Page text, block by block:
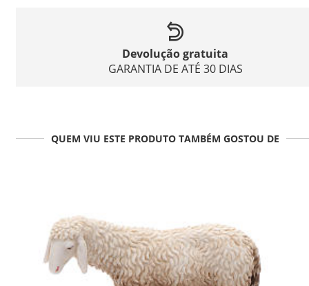
Devolução gratuita
GARANTIA DE ATÉ 30 DIAS
QUEM VIU ESTE PRODUTO TAMBÉM GOSTOU DE